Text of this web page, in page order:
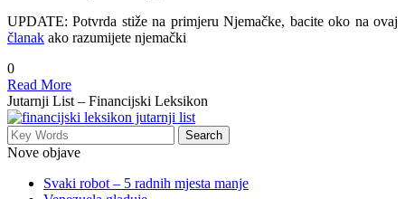
UPDATE: Potvrda stiže na primjeru Njemačke, bacite oko na ovaj
članak ako razumijete njemački
0
Read More
Jutarnji List – Financijski Leksikon
Nove objave
Svaki robot – 5 radnih mjesta manje